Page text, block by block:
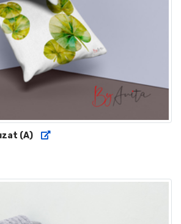
(A)